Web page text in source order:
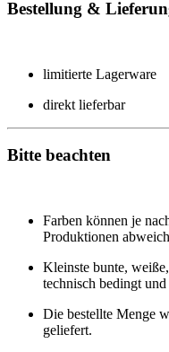
Bestellung &
limitierte Lagerware
direkt lieferbar
Bitte beachten
Farben können je
Produktionen
Kleinste bunte,
technisch bedingt
Die bestellte Menge
geliefert.